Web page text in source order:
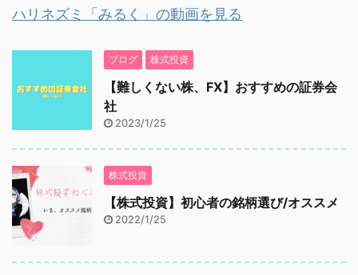
ハリネズミ「みるく」の動画を見る
ブログ 株式投資
【難しくない株、FX】おすすめの証券会
社
2023/1/25
株式投資
【株式投資】初心者の銘柄選び/オススメ
2022/1/25